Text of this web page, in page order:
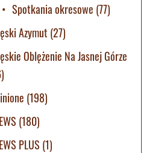
Spotkania okresowe (77)
Azymut (27)
Oblężenie Na Jasnej Górze
(198)
(180)
PLUS (1)